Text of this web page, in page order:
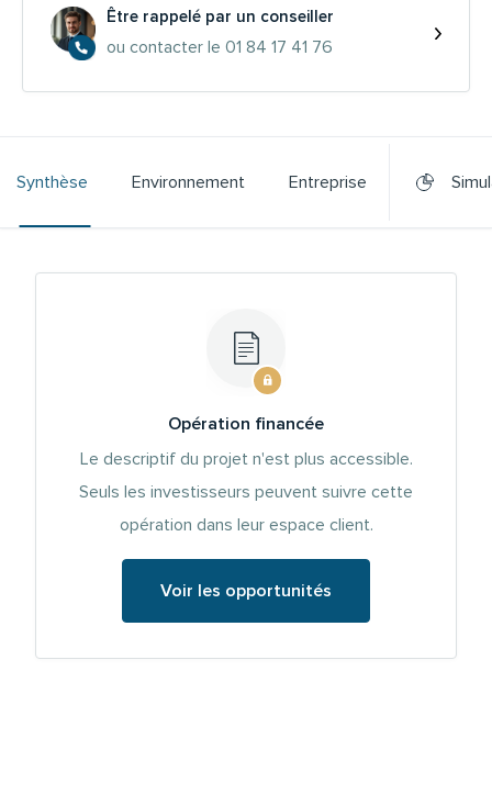
Être rappelé par un conseiller
ou contacter le 01 84 17 41 76
Synthèse Environnement Entreprise
Opération financée
Le descriptif du projet n'est plus accessible.
Seuls les investisseurs peuvent suivre cette
opération dans leur espace client.
Voir les opportunités